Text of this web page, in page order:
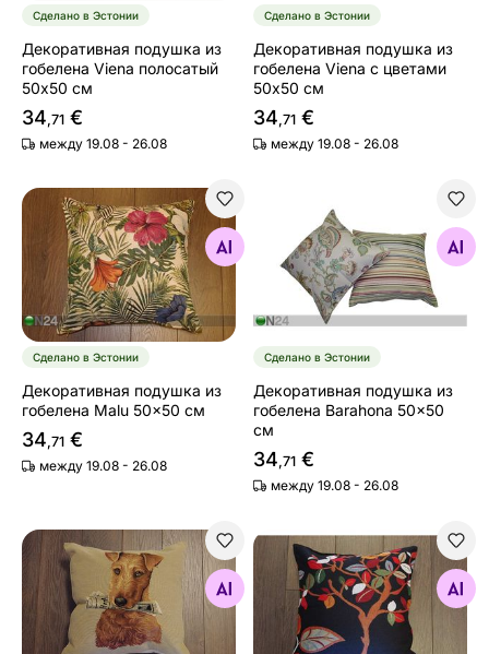
Сделано в Эстонии
Декоративная подушка из
гобелена Viena полосатый
50х50 см
34,71 €
между 19.08 - 26.08
Сделано в Эстонии
Декоративная подушка из
гобелена Viena с цветами
50х50 см
34,71 €
между 19.08 - 26.08
Декоративная подушка из гобелена Malu 50x50 см
Найдите похожие
Сделано в Эстонии
Декоративная подушка из
гобелена Malu 50x50 см
34,71 €
между 19.08 - 26.08
Декоративная подушка
Найдите похожие
Сделано в Эстонии
Декоративная подушка из
гобелена Barahona 50x50
см
34,71 €
между 19.08 - 26.08
Декоративная подушка из гобелена
Найдите похожие
Декоративная подушка
Найдите похожие